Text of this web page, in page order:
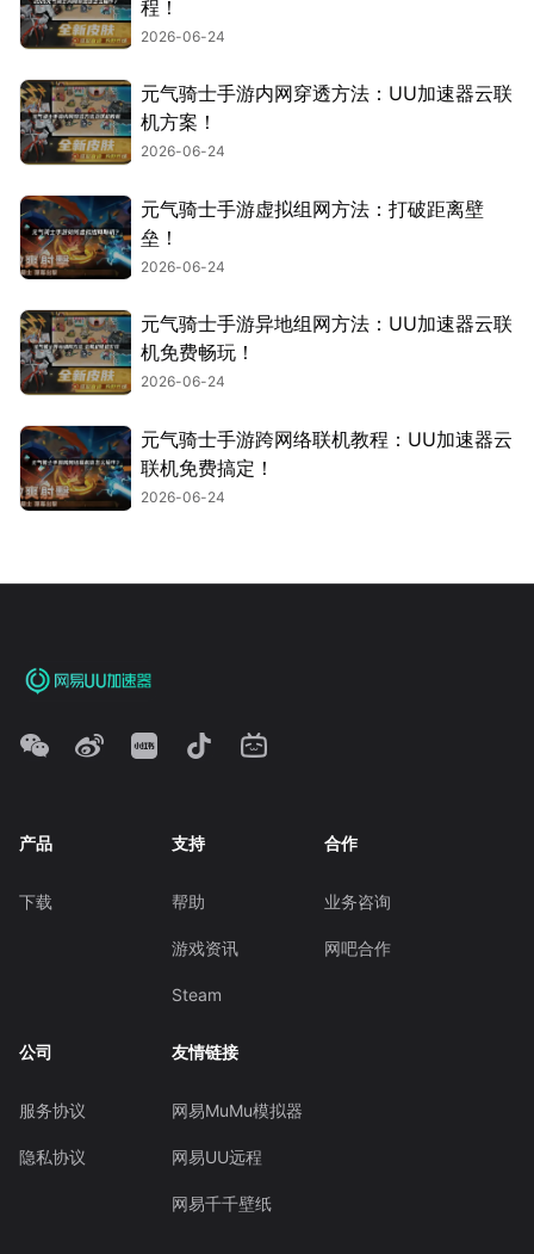
程！
2026-06-24
元气骑士手游内网穿透方法：UU加速器云联
机方案！
2026-06-24
元气骑士手游虚拟组网方法：打破距离壁
垒！
2026-06-24
元气骑士手游异地组网方法：UU加速器云联
机免费畅玩！
2026-06-24
元气骑士手游跨网络联机教程：UU加速器云
联机免费搞定！
2026-06-24
产品
下载
支持
帮助
游戏资讯
Steam
合作
业务咨询
网吧合作
公司
服务协议
隐私协议
友情链接
网易MuMu模拟器
网易UU远程
网易千千壁纸